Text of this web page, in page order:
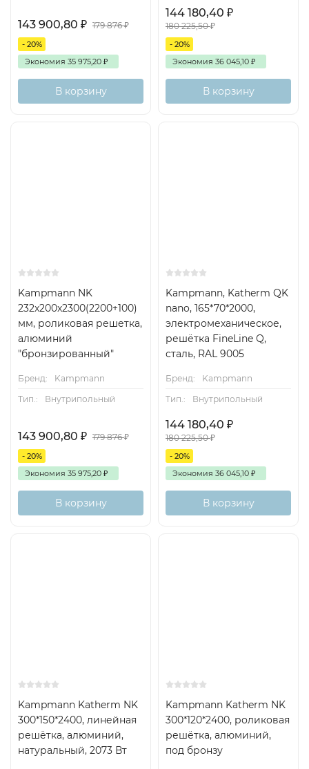
143 900,80 ₽ 179 876₽
- 20%
Экономия 35 975,20 ₽
В корзину
144 180,40 ₽
180 225,50₽
- 20%
Экономия 36 045,10 ₽
В корзину
Kampmann NK
232x200x2300(2200+100)
мм, роликовая решетка,
алюминий
"бронзированный"
Бренд:
Kampmann
Тип.:
Внутрипольный
143 900,80 ₽ 179 876₽
- 20%
Экономия 35 975,20 ₽
В корзину
Kampmann, Katherm QK
nano, 165*70*2000,
электромеханическое,
решётка FineLine Q,
сталь, RAL 9005
Бренд:
Kampmann
Тип.:
Внутрипольный
144 180,40 ₽
180 225,50₽
- 20%
Экономия 36 045,10 ₽
В корзину
Kampmann Katherm NK
300*150*2400, линейная
решётка, алюминий,
натуральный, 2073 Вт
Kampmann Katherm NK
300*120*2400, роликовая
решётка, алюминий,
под бронзу